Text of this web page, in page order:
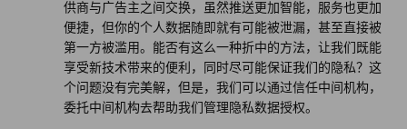
供商与广告主之间交换，虽然推送更加智能，服务也更加
便捷，但你的个人数据随即就有可能被泄漏，甚至直接被
第一方被滥用。能否有这么一种折中的方法，让我们既能
享受新技术带来的便利，同时尽可能保证我们的隐私？这
个问题没有完美解，但是，我们可以通过信任中间机构，
委托中间机构去帮助我们管理隐私数据授权。